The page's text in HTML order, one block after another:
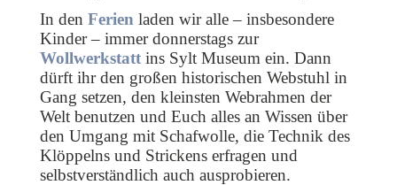
In den Ferien laden wir alle – insbesondere
Kinder – immer donnerstags zur
Wollwerkstattins Sylt Museum ein. Dann
dürft ihr den großen historischen Webstuhl in
Gang setzen, den kleinsten Webrahmen der
Welt benutzen und Euch alles an Wissen über
den Umgang mit Schafwolle, die Technik des
Klöppelns und Strickens erfragen und
selbstverständlich auch ausprobieren.